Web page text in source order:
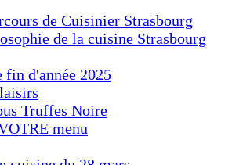
de Cuisinier Strasbourg
de la cuisine Strasbourg
fin d'année 2025
Truffes Noire
menu